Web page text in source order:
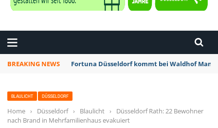
BREAKING NEWS Fortuna Düsseldorf kommt bei Waldhof
BLAULICHT DÜSSELDORF
Home › Düsseldorf › Blaulicht ›
Düsseldorf Rath: 22 Bewohner
nach Brand in Mehrfamilienhaus evakuiert